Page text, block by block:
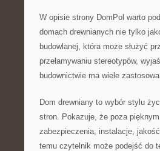
W opisie strony DomPol warto
domach drewnianych nie tylko
budowlanej, która może służyć
przełamywaniu stereotypów,
budownictwie ma wiele
Dom drewniany to wybór stylu
stron. Pokazuje, że poza
zabezpieczenia, instalacje,
temu czytelnik może podejść do